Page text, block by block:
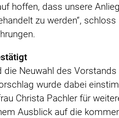
hoffen, dass unsere
zu werden“, schloss
die Neuwahl des
wurde dabei
Christa Pachler für
Ausblick auf die